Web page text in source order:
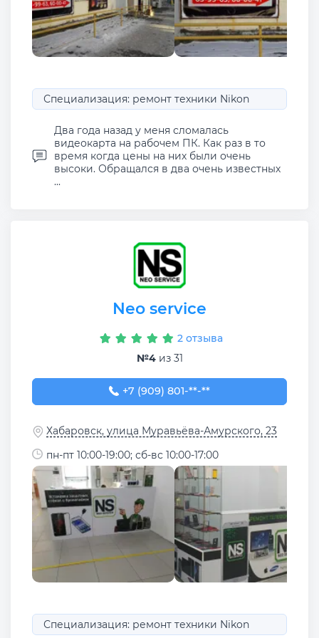
Специализация: ремонт техники Nikon
Два года назад у меня сломалась
видеокарта на рабочем ПК. Как раз в то
время когда цены на них были очень
высоки. Обращался в два очень известных
...
Neo service
2 отзыва
№4из 31
+7 (909) 801-85-43
+7 (909) 801-**-**
Хабаровск, улица Муравьёва-Амурского, 23
пн-пт 10:00-19:00; сб-вс 10:00-17:00
Специализация: ремонт техники Nikon